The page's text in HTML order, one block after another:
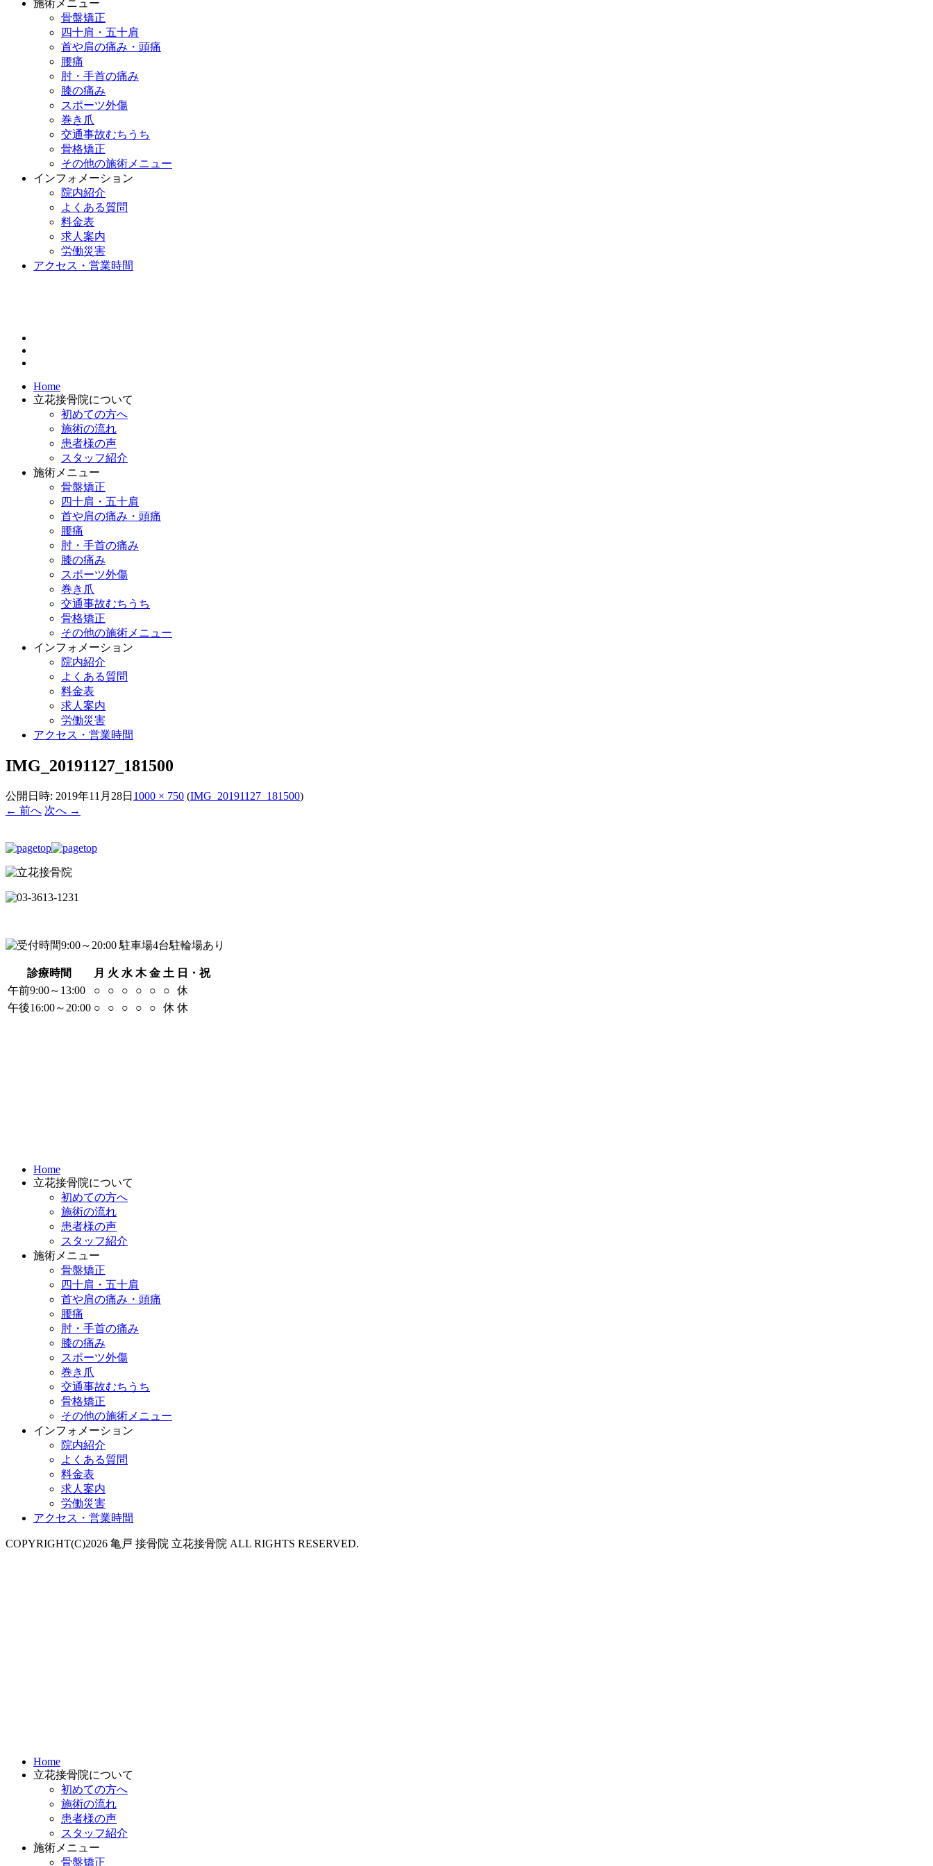
施術メニュー
骨盤矯正
四十肩・五十肩
首や肩の痛み・頭痛
腰痛
肘・手首の痛み
膝の痛み
スポーツ外傷
巻き爪
交通事故むちうち
骨格矯正
その他の施術メニュー
インフォメーション
院内紹介
よくある質問
料金表
求人案内
労働災害
アクセス・営業時間
Home
立花接骨院について
初めての方へ
施術の流れ
患者様の声
スタッフ紹介
施術メニュー
骨盤矯正
四十肩・五十肩
首や肩の痛み・頭痛
腰痛
肘・手首の痛み
膝の痛み
スポーツ外傷
巻き爪
交通事故むちうち
骨格矯正
その他の施術メニュー
インフォメーション
院内紹介
よくある質問
料金表
求人案内
労働災害
アクセス・営業時間
IMG_20191127_181500
公開日時: 2019年11月28日 1000 × 750 (IMG_20191127_181500)
← 前へ 次へ →
診療時間 月 火 水 木 金 土 日・祝
午前9:00～13:00
○ ○ ○ ○ ○ ○
休
午後16:00～20:00 ○ ○ ○ ○ ○ 休 休
Home
立花接骨院について
初めての方へ
施術の流れ
患者様の声
スタッフ紹介
施術メニュー
骨盤矯正
四十肩・五十肩
首や肩の痛み・頭痛
腰痛
肘・手首の痛み
膝の痛み
スポーツ外傷
巻き爪
交通事故むちうち
骨格矯正
その他の施術メニュー
インフォメーション
院内紹介
よくある質問
料金表
求人案内
労働災害
アクセス・営業時間
COPYRIGHT(C)2026 亀戸 接骨院 立花接骨院 ALL RIGHTS RESERVED.
Home
立花接骨院について
初めての方へ
施術の流れ
患者様の声
スタッフ紹介
施術メニュー
骨盤矯正